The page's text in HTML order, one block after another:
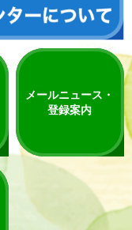
メールニュース・
登録案内